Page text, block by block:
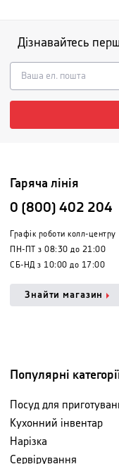
Дізнавайтесь
Гаряча лінія
0 (800) 402 204
Графік роботи колл-центру
ПН-ПТ з 08:30 до 21:00
СБ-НД з 10:00 до 17:00
Знайти магазин
Популярні
Посуд для
Кухонний інвентар
Нарізка
Сервірування